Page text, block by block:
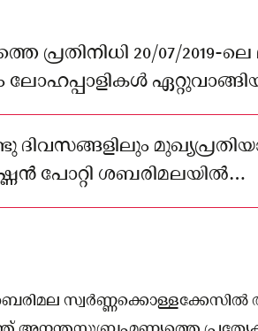
പ്രതിനിധി 20/07/2019-
ലോഹപ്പാളികൾ
പോറ്റിയുടെ
ആർ. രമേശ് ആണ്.
പോറ്റി ശബരിമലയിൽ
എന്നും
സ്വർണ്ണക്കൊള്ളക്കേസിൽ